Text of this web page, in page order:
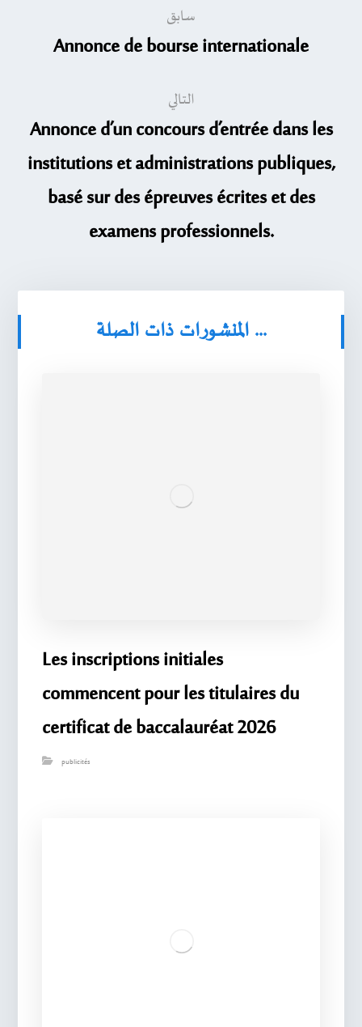
سابق
Annonce de bourse internationale
التالي
Annonce d’un concours d’entrée dans les
institutions et administrations publiques,
basé sur des épreuves écrites et des
examens professionnels.
المنشورات ذات الصلة ...
Les inscriptions initiales
commencent pour les titulaires du
certificat de baccalauréat 2026
publicités